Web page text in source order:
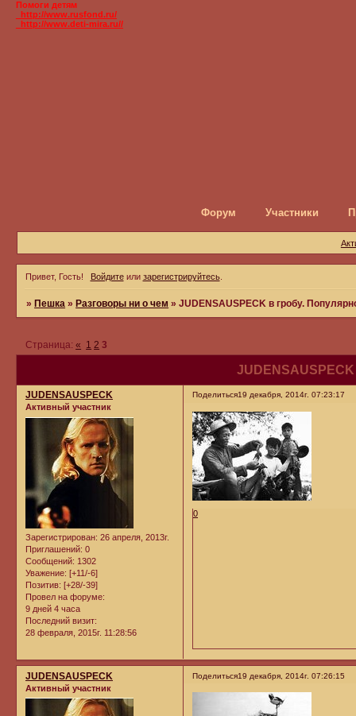
Помоги детям
_http://www.rusfond.ru/
_http://www.deti-mira.ru//
Форум Участники
Привет, Гость! Войдитеили зарегистрируйтесь.
» Пешка » Разговоры ни о чем »JUDENSAUSPECK в гробу.
Страница:« 1 2 3
Поделиться19 декабря, 2014г. 07:23:17
JUDENSAUSPECK
Активный участник
Зарегистрирован: 26 апреля, 2013г.
Приглашений: 0
Сообщений: 1302
Уважение: [+11/-6]
Позитив: [+28/-39]
Провел на форуме:
9 дней 4 часа
Последний визит:
28 февраля, 2015г. 11:28:56
0
Поделиться19 декабря, 2014г. 07:26:15
JUDENSAUSPECK
Активный участник